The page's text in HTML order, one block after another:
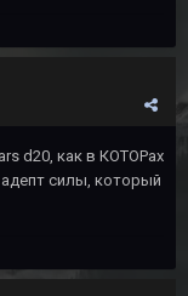
d20, как в КОТОРах
силы, который